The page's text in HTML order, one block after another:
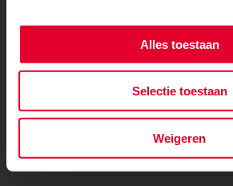
Alles toestaan
Selectie toestaan
Weigeren